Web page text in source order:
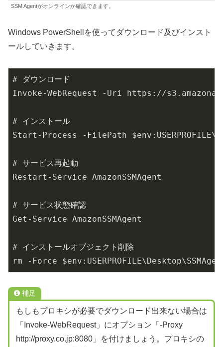
SSM Agentがオンラインか確認できます。
Windows PowerShellを使ってダウンロード及びインスト
ールしていきます。
# ダウンロード
Invoke-WebRequest -Uri https://
# インストール
Start-Process -FilePath
# サービス再起動
Restart-Service AmazonSSMAgent
# サービス状態確認
Get-Service AmazonSSMAgent
# インストールオブジェクト削除
rm -Force
補足
もしもプロキシが必要でダウンロード出来ない場合は
「Invoke-WebRequest」にオプション「-Proxy
http://proxy.co.jp:8080」を付けましょう。プロキシの